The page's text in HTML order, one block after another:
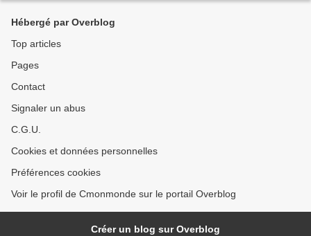
Hébergé par Overblog
Top articles
Pages
Contact
Signaler un abus
C.G.U.
Cookies et données personnelles
Préférences cookies
Voir le profil de Cmonmonde sur le portail Overblog
Créer un blog sur Overblog